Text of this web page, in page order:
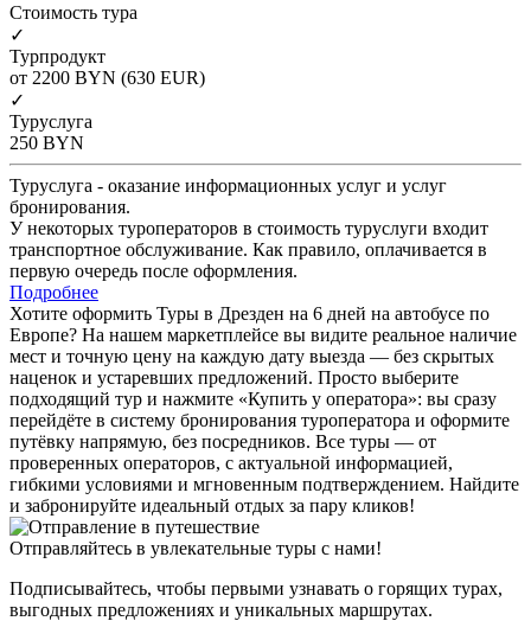
Cтоимость тура
✓
Турпродукт
от 2200 BYN (630 EUR)
✓
Туруслуга
250 BYN
Туруслуга - оказание информационных услуг и услуг
бронирования.
У некоторых туроператоров в стоимость туруслуги входит
транспортное обслуживание. Как правило, оплачивается в
первую очередь после оформления.
Подробнее
Хотите оформить Туры в Дрезден на 6 дней на автобусе по
Европе? На нашем маркетплейсе вы видите реальное наличие
мест и точную цену на каждую дату выезда — без скрытых
наценок и устаревших предложений. Просто выберите
подходящий тур и нажмите «Купить у оператора»: вы сразу
перейдёте в систему бронирования туроператора и оформите
путёвку напрямую, без посредников. Все туры — от
проверенных операторов, с актуальной информацией,
гибкими условиями и мгновенным подтверждением. Найдите
и забронируйте идеальный отдых за пару кликов!
Отправляйтесь в увлекательные туры с нами!
Подписывайтесь, чтобы первыми узнавать о горящих турах,
выгодных предложениях и уникальных маршрутах.